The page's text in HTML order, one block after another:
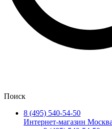
Поиск
8 (495) 540-54-50
Интернет-магазин Москва